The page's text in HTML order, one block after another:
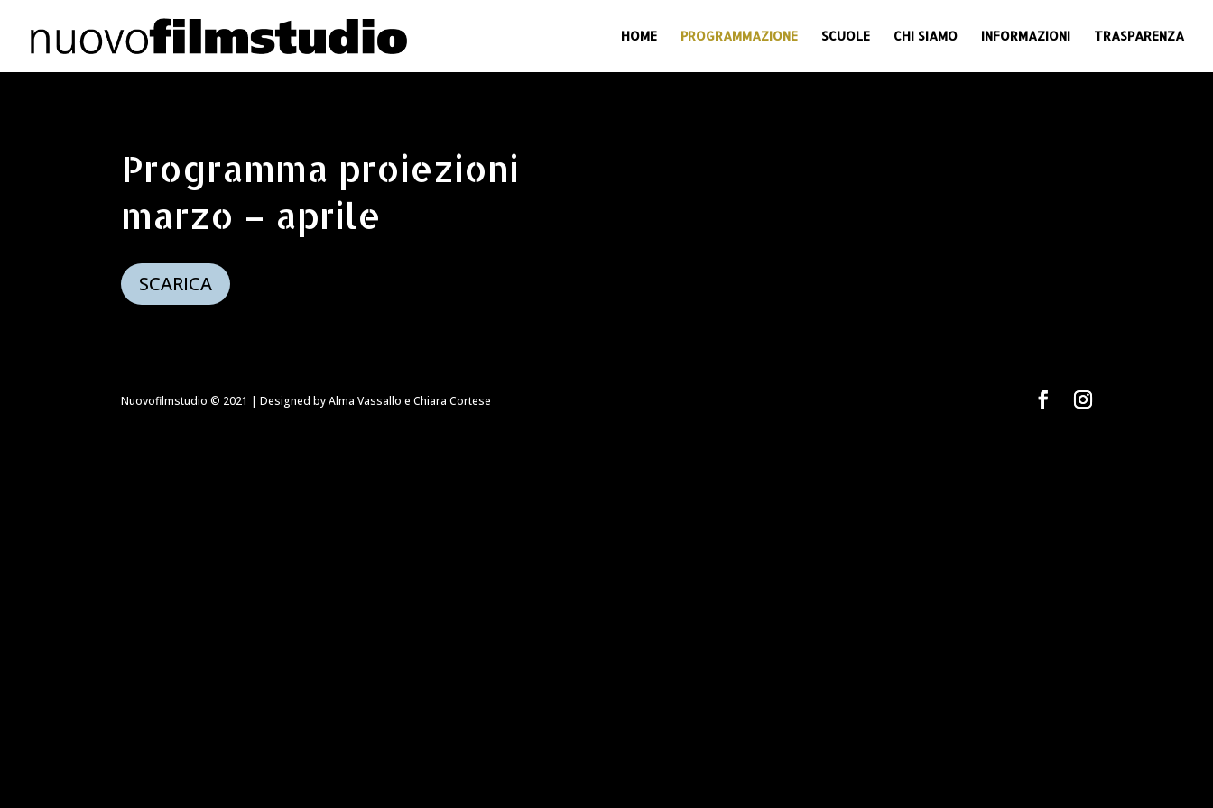
HOME PROGRAMMAZIONE SCUOLE CHI SIAMO INFORMAZIONI TRASPARENZA
Programma proiezioni
marzo – aprile
SCARICA
Nuovofilmstudio © 2021 | Designed by Alma Vassallo e Chiara Cortese